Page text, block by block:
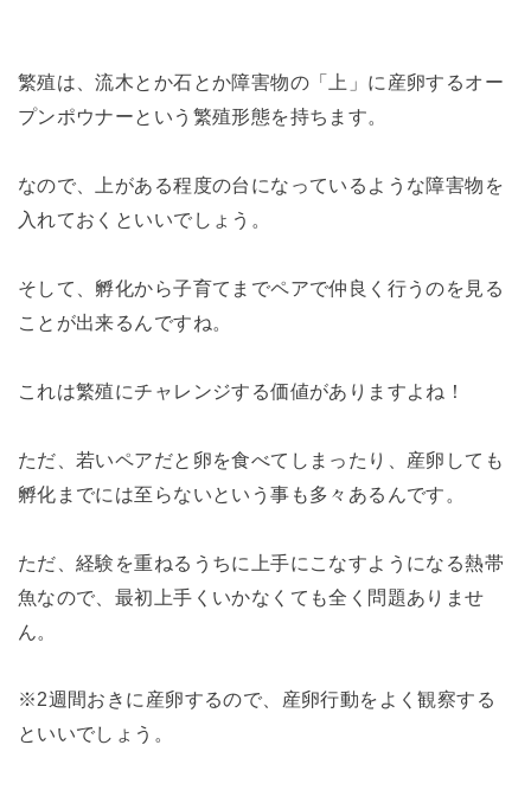
繁殖は、流木とか石とか障害物の「上」に産卵するオー
プンポウナーという繁殖形態を持ちます。
なので、上がある程度の台になっているような障害物を
入れておくといいでしょう。
そして、孵化から子育てまでペアで仲良く行うのを見る
ことが出来るんですね。
これは繁殖にチャレンジする価値がありますよね！
ただ、若いペアだと卵を食べてしまったり、産卵しても
孵化までには至らないという事も多々あるんです。
ただ、経験を重ねるうちに上手にこなすようになる熱帯
魚なので、最初上手くいかなくても全く問題ありませ
ん。
※2週間おきに産卵するので、産卵行動をよく観察する
といいでしょう。